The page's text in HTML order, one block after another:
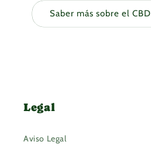
Saber más sobre el CBD
Legal
Aviso Legal